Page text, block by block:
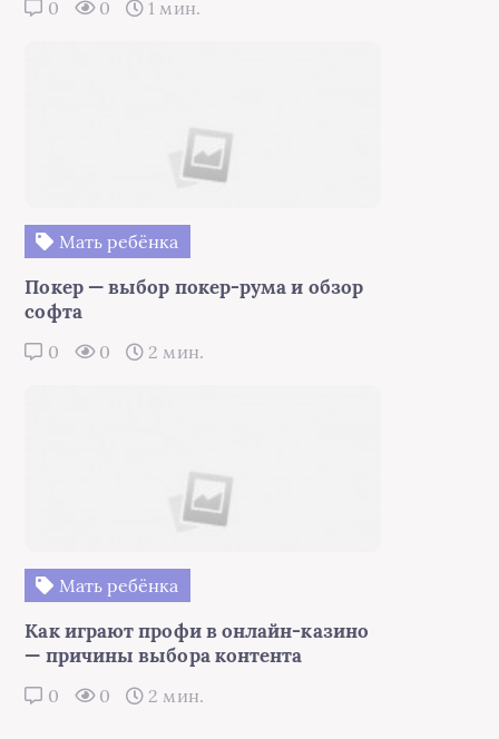
0 0 1 мин.
Мать ребёнка
Покер — выбор покер-рума и обзор
софта
0 0 2 мин.
Мать ребёнка
Как играют профи в онлайн-казино
— причины выбора контента
0 0 2 мин.